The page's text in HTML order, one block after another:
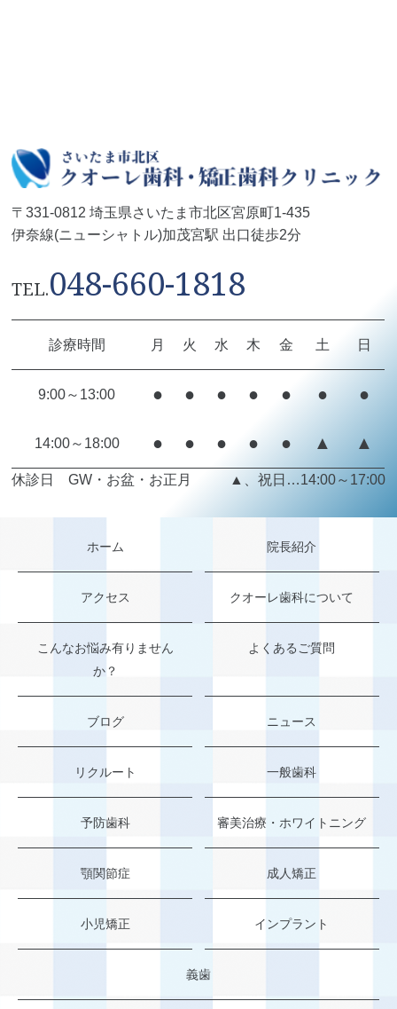
〒331-0812 埼玉県さいたま市北区宮原町1-435
伊奈線(ニューシャトル)加茂宮駅 出口徒歩2分
TEL.048-660-1818
診療時間 月 火 水 木 金 土 日
9:00～13:00 ● ● ● ● ● ● ●
14:00～18:00 ● ● ● ● ● ▲ ▲
休診日 GW・お盆・お正月 ▲、祝日…14:00～17:00
ホーム 院長紹介
アクセス クオーレ歯科について
こんなお悩み有りません
か？
よくあるご質問
ブログ ニュース
リクルート 一般歯科
予防歯科 審美治療・ホワイトニング
顎関節症 成人矯正
小児矯正 インプラント
義歯